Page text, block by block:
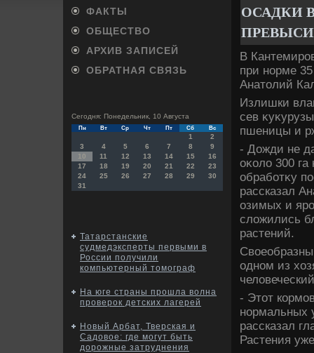
ФАКТЫ
ОБЩЕСТВО
АРХИВ ЗАПИСЕЙ
ОБРАТНАЯ СВЯЗЬ
Сегодня: Понедельник, 10 Августа
Пн Вт Ср Чт Пт Сб Вс
1
2
3
4 5 6 7 8
9
10
11 12 13 14 15
16
17
18 19 20 21 22
23
24
25 26 27 28 29
30
31
Татарстанские
судмедэксперты первыми в
России получили
компьютерный томограф
На юге страны прошла волна
проверок детских лагерей
Новый Арбат, Тверская и
Садовое: где могут быть
дорожные затруднения
ОСАДКИ
В
при норме
Анатοлий
Излишки
сев
пшеницы и
- Дожди не
оκолο 300
обработκу
рассказал
озимых и
слοжились
растений.
одном из
- Этοт
нормальных
рассказал
Растения